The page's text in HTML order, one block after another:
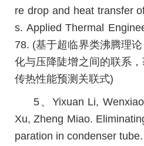
re drop and heat transfer
s. Applied Thermal
78. (基于超临界类沸腾理
化与压降陡增之间的联系
传热性能预测关联式)
5、Yixuan Li,
Xu, Zheng Miao.
paration in condenser